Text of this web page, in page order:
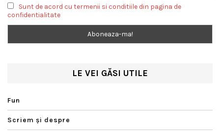
Sunt de acord cu termenii si conditiile din pagina de
confidentialitate
LE VEI GĂSI UTILE
Fun
Scriem şi despre